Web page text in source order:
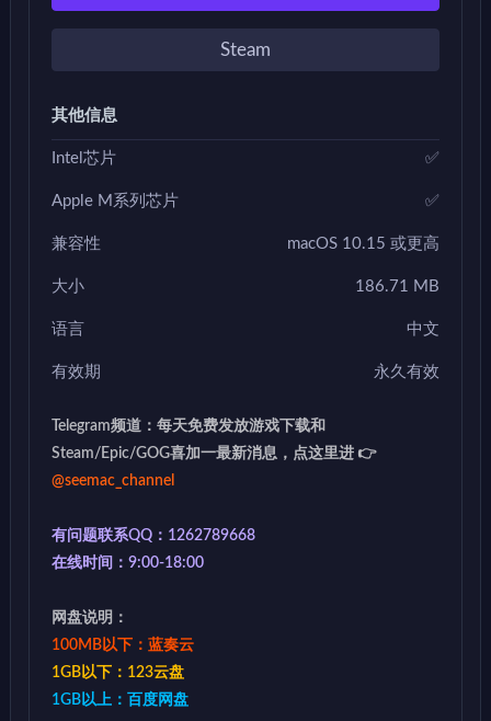
Steam
其他信息
Intel芯片 ✅
Apple M系列芯片 ✅
兼容性 macOS 10.15 或更高
大小 186.71 MB
语言 中文
有效期 永久有效
Telegram频道：每天免费发放游戏下载和
Steam/Epic/GOG喜加一最新消息，点这里进 👉
@seemac_channel
有问题联系QQ：1262789668
在线时间：9:00-18:00
网盘说明：
100MB以下：蓝奏云
1GB以下：123云盘
1GB以上：百度网盘